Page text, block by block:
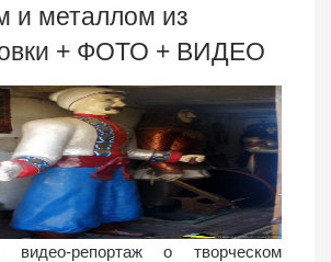
и металлом из
+ ФОТО + ВИДЕО
видео-репортаж о творческом